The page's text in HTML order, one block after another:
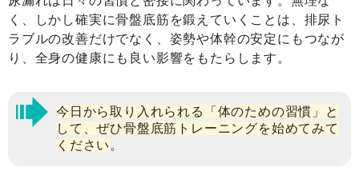
く、しかし確実に骨盤底筋を鍛えていくことは、排尿ト
ラブルの改善だけでなく、姿勢や体幹の安定にもつなが
り、全身の健康にも良い影響をもたらします。
今日から取り入れられる「体のための習慣」と
して、ぜひ骨盤底筋トレーニングを始めてみて
ください 。